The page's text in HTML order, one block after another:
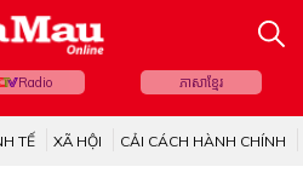
Radio ភាសាខ្មែរ
TẾ XÃ HỘI CẢI CÁCH HÀNH CHÍNH